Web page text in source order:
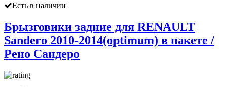
Есть в наличии
Брызговики задние для RENAULT
Sandero 2010-2014(optimum) в пакете /
Рено Сандеро